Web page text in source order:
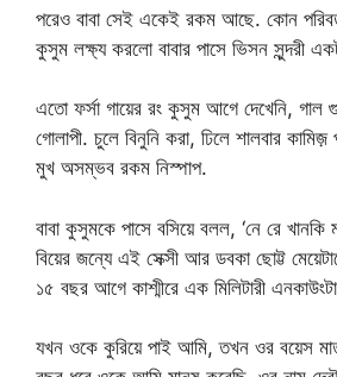
পরেও বাবা সেই একেই রকম আছে. কোন
কুসুম লক্ষ্য করলো বাবার পাসে ভিসন সুন্দরী
এতো ফর্সা গায়ের রং কুসুম আগে দেখেনি,
গোলাপী. চুলে বিনুনি করা, ঢিলে শালবার
মুখ অসম্ভব রকম নিস্পাপ.
বাবা কুসুমকে পাসে বসিয়ে বলল, ‘নে রে খানকি
বিয়ের জন্যে এই সেক্সী আর ডবকা ছোট্ট
১৫ বছর আগে কাশ্মীরে এক মিলিটারী
যখন ওকে কুরিয়ে পাই আমি, তখন ওর বয়েস